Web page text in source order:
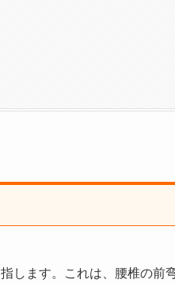
します。これは、腰椎の前